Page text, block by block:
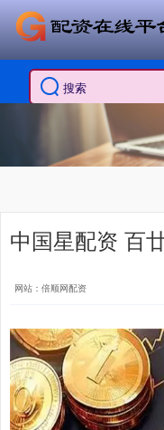
中国星配资 百
网站：倍顺网配资